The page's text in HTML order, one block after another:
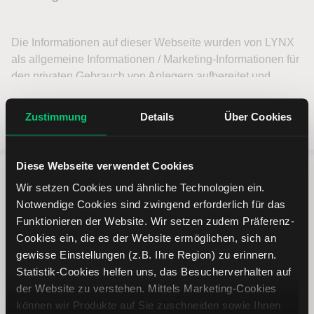
Zustimmung Details Über Cookies
Diese Webseite verwendet Cookies
Wir setzen Cookies und ähnliche Technologien ein.
Notwendige Cookies sind zwingend erforderlich für das
Funktionieren der Website. Wir setzen zudem Präferenz-
Cookies ein, die es der Website ermöglichen, sich an
gewisse Einstellungen (z.B. Ihre Region) zu erinnern.
Statistik-Cookies helfen uns, das Besucherverhalten auf
der Website zu verstehen. Mittels Marketing-Cookies
können wir Produkte auf Sie zuschneiden sowie Ihnen
5 entscheidende Vorteile vom
Online Broker LYNX
Weltweites Handeln